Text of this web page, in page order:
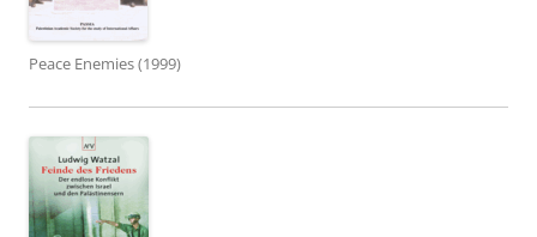
Peace Enemies (1999)